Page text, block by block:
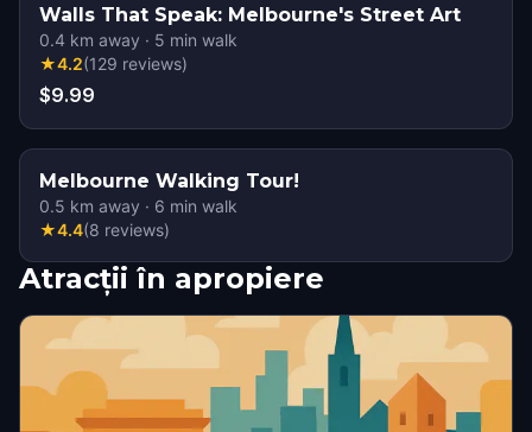
Walls That Speak: Melbourne's Street Art
0.4 km away · 5 min walk
★4.2(129 reviews)
$9.99
Melbourne Walking Tour!
0.5 km away · 6 min walk
★4.4(8 reviews)
Atracții în apropiere